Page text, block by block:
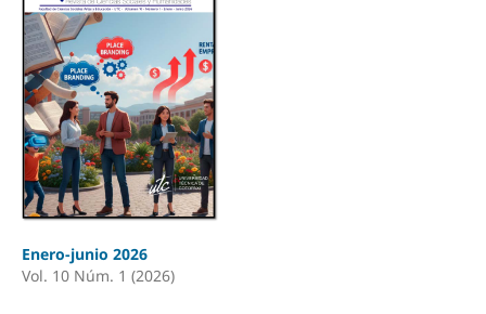
Enero-junio 2026
Vol. 10 Núm. 1 (2026)